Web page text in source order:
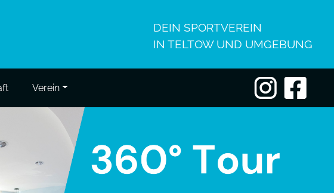
DEIN SPORTVEREIN
IN TELTOW UND UMGEBUNG
Verein